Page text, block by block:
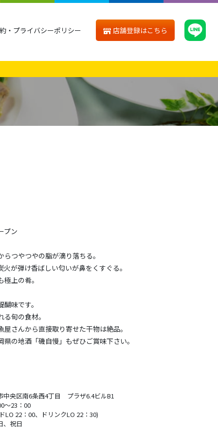
・プライバシーポリシー 店舗登録はこちら
プン
つやつやの脂が滴り落ちる。
火が弾け香ばしい匂いが鼻をくすぐる。
上の肴。
味です。
旬の食材。
さんから直接取り寄せた干物は絶品。
県の地酒「磯自慢」もぜひご賞味下さい。
中央区南6条西4丁目 プラザ6.4ビルB1
～23：00
LO 22：00、ドリンクLO 22：30)
、祝日